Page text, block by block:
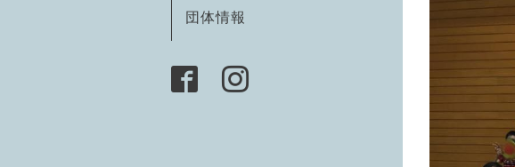
団体情報